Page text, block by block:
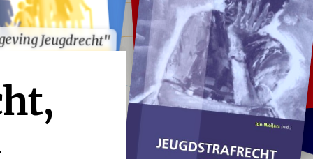
Jeugdrecht"
Jeugdrecht"